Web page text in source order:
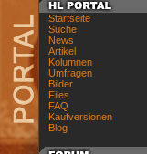
Startseite
Suche
News
Artikel
Kolumnen
Umfragen
Bilder
Files
FAQ
Kaufversionen
Blog